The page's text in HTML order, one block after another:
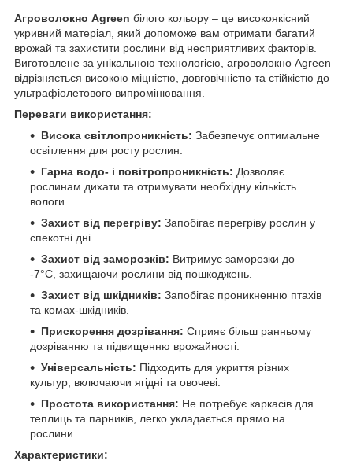
Агроволокно Agreen білого кольору – це високоякісний
укривний матеріал, який допоможе вам отримати багатий
врожай та захистити рослини від несприятливих факторів.
Виготовлене за унікальною технологією, агроволокно Agreen
відрізняється високою міцністю, довговічністю та стійкістю до
ультрафіолетового випромінювання.
Переваги використання:
Висока світлопроникність: Забезпечує оптимальне
освітлення для росту рослин.
Гарна водо- і повітропроникність: Дозволяє
рослинам дихати та отримувати необхідну кількість
вологи.
Захист від перегріву: Запобігає перегріву рослин у
спекотні дні.
Захист від заморозків: Витримує заморозки до
-7°C, захищаючи рослини від пошкоджень.
Захист від шкідників: Запобігає проникненню птахів
та комах-шкідників.
Прискорення дозрівання: Сприяє більш ранньому
дозріванню та підвищенню врожайності.
Універсальність: Підходить для укриття різних
культур, включаючи ягідні та овочеві.
Простота використання: Не потребує каркасів для
теплиць та парників, легко укладається прямо на
рослини.
Характеристики: